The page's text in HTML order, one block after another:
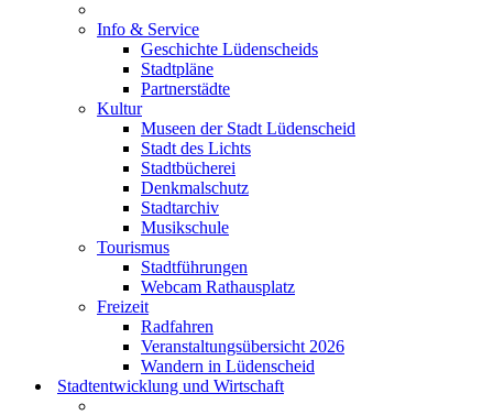
Info & Service
Geschichte Lüdenscheids
Stadtpläne
Partnerstädte
Kultur
Museen der Stadt Lüdenscheid
Stadt des Lichts
Stadtbücherei
Denkmalschutz
Stadtarchiv
Musikschule
Tourismus
Stadtführungen
Webcam Rathausplatz
Freizeit
Radfahren
Veranstaltungsübersicht 2026
Wandern in Lüdenscheid
Stadtentwicklung und Wirtschaft